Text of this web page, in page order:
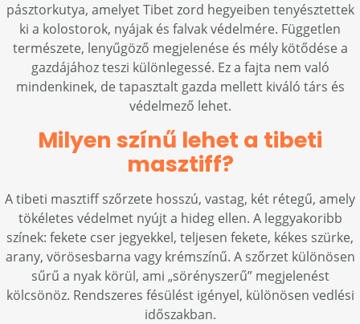
pásztorkutya, amelyet Tibet zord hegyeiben tenyésztettek
ki a kolostorok, nyájak és falvak védelmére. Független
természete, lenyűgöző megjelenése és mély kötődése a
gazdájához teszi különlegessé. Ez a fajta nem való
mindenkinek, de tapasztalt gazda mellett kiváló társ és
védelmező lehet.
Milyen színű lehet a tibeti
masztiff?
A tibeti masztiff szőrzete hosszú, vastag, két rétegű, amely
tökéletes védelmet nyújt a hideg ellen. A leggyakoribb
színek: fekete cser jegyekkel, teljesen fekete, kékes szürke,
arany, vörösesbarna vagy krémszínű. A szőrzet különösen
sűrű a nyak körül, ami „sörényszerű” megjelenést
kölcsönöz. Rendszeres fésülést igényel, különösen vedlési
időszakban.